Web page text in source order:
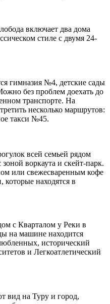
включает два дома
стиле с двумя 24-
гимназия №4, детские сады
без проблем доехать до
транспорте. На
несколько маршрутов:
такси №45.
всей семьей рядом
воркаута и скейт-парк.
или свежесваренным кофе
находятся в
с Кварталом у Реки в
на машине находится
исторический
и Легкоатлетический
вид на Туру и город,